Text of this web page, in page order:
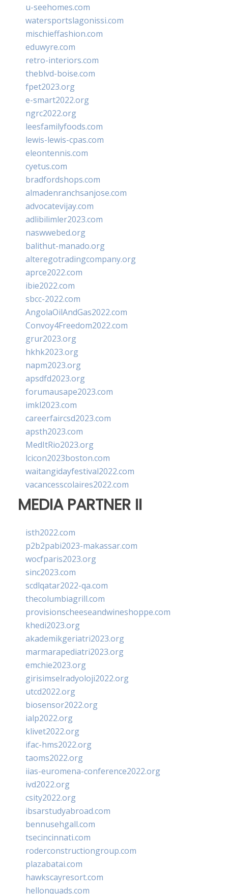
u-seehomes.com
watersportslagonissi.com
mischieffashion.com
eduwyre.com
retro-interiors.com
theblvd-boise.com
fpet2023.org
e-smart2022.org
ngrc2022.org
leesfamilyfoods.com
lewis-lewis-cpas.com
eleontennis.com
cyetus.com
bradfordshops.com
almadenranchsanjose.com
advocatevijay.com
adlibilimler2023.com
naswwebed.org
balithut-manado.org
alteregotradingcompany.org
aprce2022.com
ibie2022.com
sbcc-2022.com
AngolaOilAndGas2022.com
Convoy4Freedom2022.com
grur2023.org
hkhk2023.org
napm2023.org
apsdfd2023.org
forumausape2023.com
imkl2023.com
careerfaircsd2023.com
apsth2023.com
MedItRio2023.org
lcicon2023boston.com
waitangidayfestival2022.com
vacancesscolaires2022.com
MEDIA PARTNER II
isth2022.com
p2b2pabi2023-makassar.com
wocfparis2023.org
sinc2023.com
scdlqatar2022-qa.com
thecolumbiagrill.com
provisionscheeseandwineshoppe.com
khedi2023.org
akademikgeriatri2023.org
marmarapediatri2023.org
emchie2023.org
girisimselradyoloji2022.org
utcd2022.org
biosensor2022.org
ialp2022.org
klivet2022.org
ifac-hms2022.org
taoms2022.org
iias-euromena-conference2022.org
ivd2022.org
csity2022.org
ibsarstudyabroad.com
bennusehgall.com
tsecincinnati.com
roderconstructiongroup.com
plazabatai.com
hawkscayresort.com
hellonquads.com